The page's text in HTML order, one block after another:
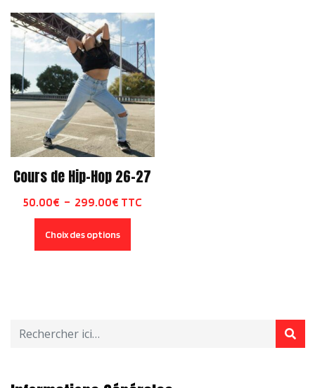
Cours de Hip-Hop 26-27
50.00€ – 299.00€Plage
de
prix :
TTC
Choix des options
Ce
choisies